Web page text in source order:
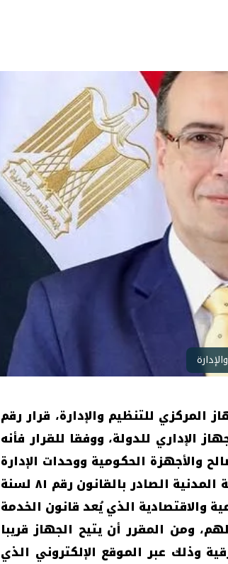
للتنظيم والإدارة، قرار رقم
بالجهاز الإداري للدولة، ووفقا للقرار فأنه
والأجهزة الحكومية ووحدات الإدارة
المحلية، الخاضعين لأحكام قانون الخدمة المدنية الصادر بالقانون رقم ٨١ لسنة
والاقتصادية الذي يُعد قانون الخدمة
ومن المقرر أن يتيح الجهاز قريبا
وذلك عبر الموقع الإلكتروني الذي